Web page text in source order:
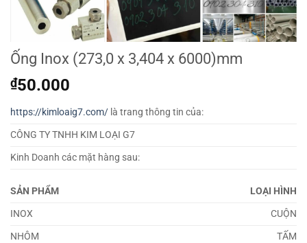
Ống Inox (273,0 x 3,404 x 6000)mm
₫50.000
https://kimloaig7.com/ là trang thông tin của:
CÔNG TY TNHH KIM LOẠI G7
Kinh Doanh các mặt hàng sau:
SẢN PHẨM
LOẠI HÌNH
INOX
CUỘN
NHÔM
TẤM